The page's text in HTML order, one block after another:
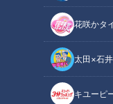
花咲かタ
太田×石
キユーピ